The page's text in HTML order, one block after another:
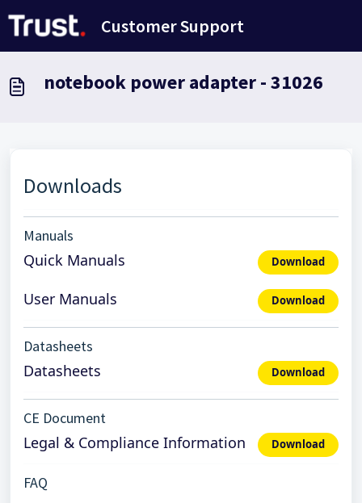
Customer Support
notebook power adapter - 31026
Downloads
Manuals
Quick Manuals Download
User Manuals Download
Datasheets
Datasheets Download
CE Document
Legal & Compliance Information Download
FAQ